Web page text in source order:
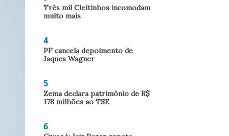
Três mil Cleitinhos incomodam
muito mais
4
PF cancela depoimento de
Jaques Wagner
5
Zema declara patrimônio de R$
178 milhões ao TSE
6